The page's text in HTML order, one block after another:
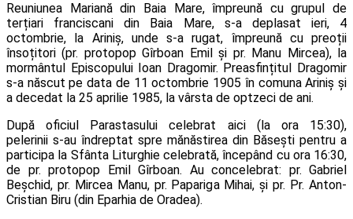
Reuniunea Mariană din Baia Mare, împreună cu grupul de
terțiari franciscani din Baia Mare, s-a deplasat ieri, 4
octombrie, la Ariniș, unde s-a rugat, împreună cu preoții
însoțitori (pr. protopop Gîrboan Emil și pr. Manu Mircea), la
mormântul Episcopului Ioan Dragomir. Preasfințitul Dragomir
s-a născut pe data de 11 octombrie 1905 în comuna Ariniş și
a decedat la 25 aprilie 1985, la vârsta de optzeci de ani.
După oficiul Parastasului celebrat aici (la ora 15:30),
pelerinii s-au îndreptat spre mănăstirea din Băsești pentru a
participa la Sfânta Liturghie celebrată, începând cu ora 16:30,
de pr. protopop Emil Gîrboan. Au concelebrat: pr. Gabriel
Beșchid, pr. Mircea Manu, pr. Papariga Mihai, și pr. Pr. Anton-
Cristian Biru (din Eparhia de Oradea).